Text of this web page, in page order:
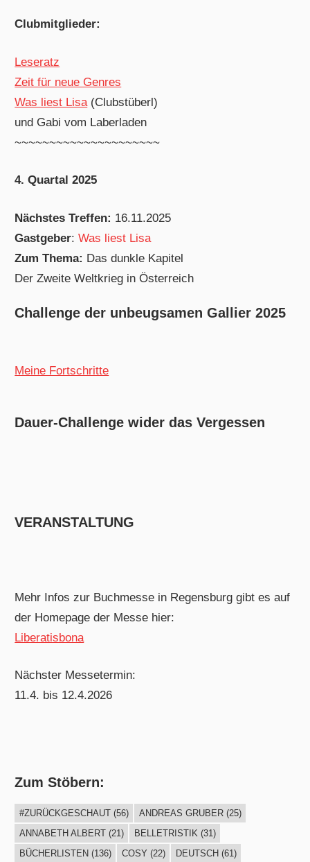
Clubmitglieder:
Leseratz
Zeit für neue Genres
Was liest Lisa(Clubstüberl)
und Gabi vom Laberladen
~~~~~~~~~~~~~~~~~~~~~
4. Quartal 2025
Nächstes Treffen: 16.11.2025
Gastgeber:Was liest Lisa
Zum Thema: Das dunkle Kapitel
Der Zweite Weltkrieg in Österreich
Challenge der unbeugsamen Gallier 2025
Meine Fortschritte
Dauer-Challenge wider das Vergessen
VERANSTALTUNG
Mehr Infos zur Buchmesse in Regensburg gibt es auf
der Homepage der Messe hier:
Liberatisbona
Nächster Messetermin:
11.4. bis 12.4.2026
Zum Stöbern:
#ZURÜCKGESCHAUT(56) ANDREAS GRUBER(25)
ANNABETH ALBERT(21) BELLETRISTIK (31)
BÜCHERLISTEN (136) COSY (22) DEUTSCH (61)